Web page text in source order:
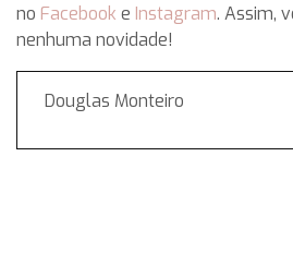
no Facebook e Instagram. Assim,
nenhuma novidade!
Douglas Monteiro